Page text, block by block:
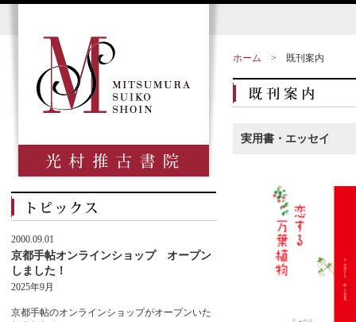
ホーム > 既刊案内
実用書・エッセイ
2000.09.01
京都手帖オンラインショップ オープン
しました！
2025年9月
京都手帖のオンラインショップがオープンいた